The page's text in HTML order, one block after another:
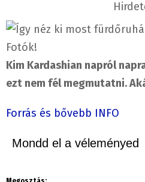
Kim Kardashian napról
ezt nem fél megmutatni.
Forrás és bővebb INFO
Mondd el a véleményed